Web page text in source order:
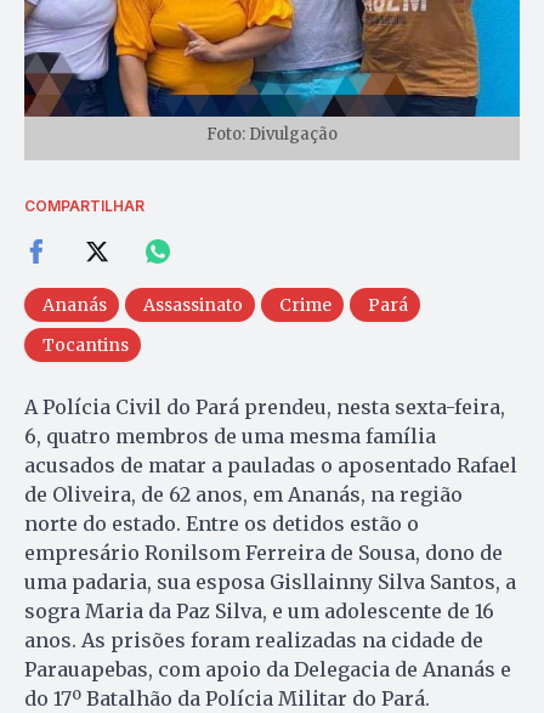
Foto: Divulgação
COMPARTILHAR
Ananás Assassinato Crime
Pará
Tocantins
A Polícia Civil do Pará prendeu, nesta sexta-feira,
6, quatro membros de uma mesma família
acusados de matar a pauladas o aposentado Rafael
de Oliveira, de 62 anos, em Ananás, na região
norte do estado. Entre os detidos estão o
empresário Ronilsom Ferreira de Sousa, dono de
uma padaria, sua esposa Gisllainny Silva Santos, a
sogra Maria da Paz Silva, e um adolescente de 16
anos. As prisões foram realizadas na cidade de
Parauapebas, com apoio da Delegacia de Ananás e
do 17º Batalhão da Polícia Militar do Pará.